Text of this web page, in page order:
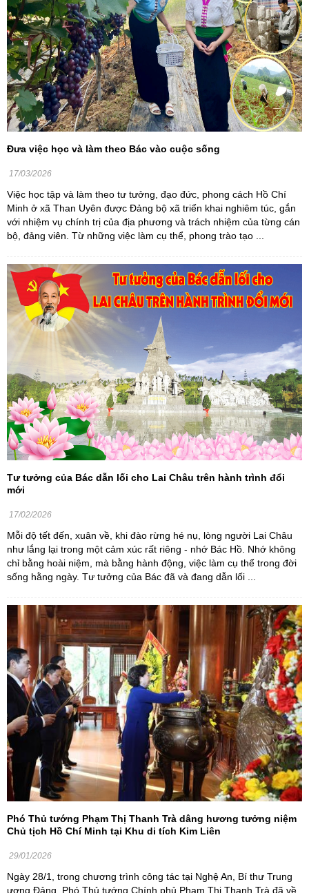
Đưa việc học và làm theo Bác vào cuộc sống
17/03/2026
Việc học tập và làm theo tư tưởng, đạo đức, phong cách Hồ Chí
Minh ở xã Than Uyên được Đảng bộ xã triển khai nghiêm túc, gắn
với nhiệm vụ chính trị của địa phương và trách nhiệm của từng cán
bộ, đảng viên. Từ những việc làm cụ thể, phong trào tạo ...
Tư tưởng của Bác dẫn lối cho Lai Châu trên hành trình đổi
mới
17/02/2026
Mỗi độ tết đến, xuân về, khi đào rừng hé nụ, lòng người Lai Châu
như lắng lại trong một cảm xúc rất riêng - nhớ Bác Hồ. Nhớ không
chỉ bằng hoài niệm, mà bằng hành động, việc làm cụ thể trong đời
sống hằng ngày. Tư tưởng của Bác đã và đang dẫn lối ...
Phó Thủ tướng Phạm Thị Thanh Trà dâng hương tưởng niệm
Chủ tịch Hồ Chí Minh tại Khu di tích Kim Liên
29/01/2026
Ngày 28/1, trong chương trình công tác tại Nghệ An, Bí thư Trung
ương Đảng, Phó Thủ tướng Chính phủ Phạm Thị Thanh Trà đã về